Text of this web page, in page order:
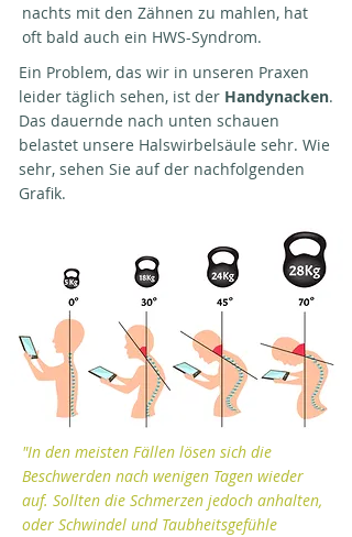
nachts mit den Zähnen zu mahlen, hat
oft bald auch ein HWS-Syndrom.
Ein Problem, das wir in unseren Praxen
leider täglich sehen, ist der Handynacken.
Das dauernde nach unten schauen
belastet unsere Halswirbelsäule sehr. Wie
sehr, sehen Sie auf der nachfolgenden
Grafik.
"In den meisten Fällen lösen sich die
Beschwerden nach wenigen Tagen wieder
auf. Sollten die Schmerzen jedoch anhalten,
oder Schwindel und Taubheitsgefühle